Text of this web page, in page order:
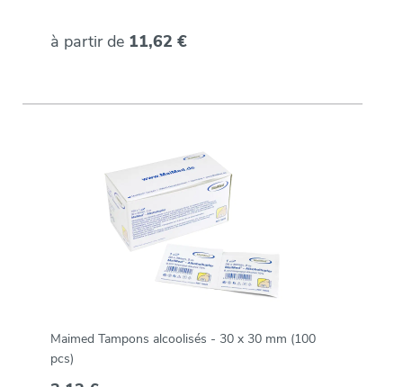
à partir de 11,62 €
Maimed Tampons alcoolisés - 30 x 30 mm (100
pcs)